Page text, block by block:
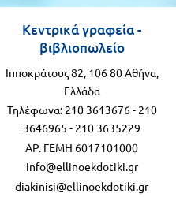
Κεντρικά γραφεία -
βιβλιοπωλείο
Ιπποκράτους 82, 106 80 Αθήνα,
Ελλάδα
Τηλέφωνα: 210 3613676- 210
3646965 - 210 3635229
ΑΡ. ΓΕΜΗ 6017101000
info@ellinoekdotiki.gr
diakinisi@ellinoekdotiki.gr